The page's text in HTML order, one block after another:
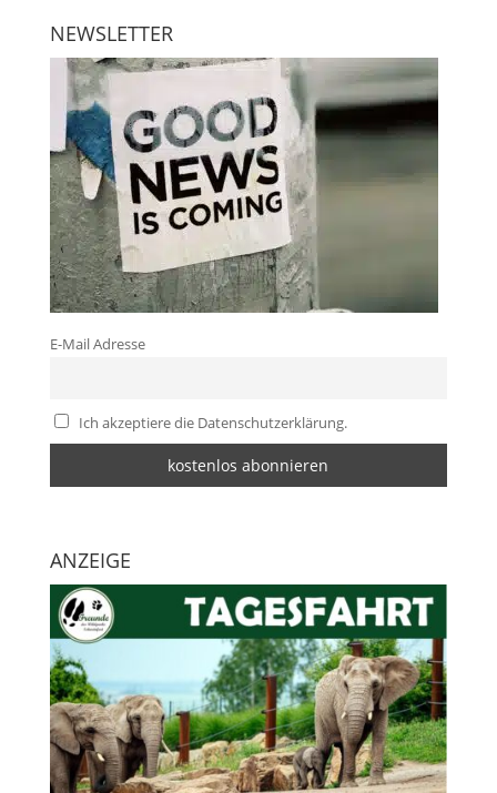
NEWSLETTER
E-Mail Adresse
Ich akzeptiere die Datenschutzerklärung.
ANZEIGE